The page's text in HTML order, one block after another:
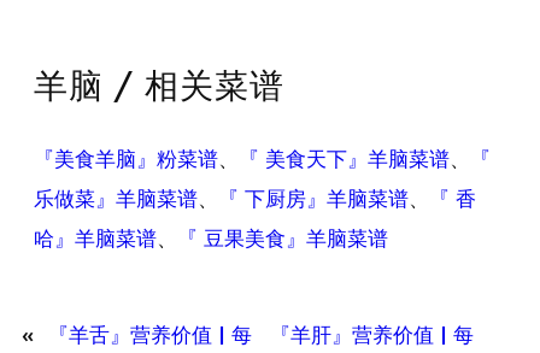
羊脑 / 相关菜谱
『美食羊脑』粉菜谱、 『 美食天下』羊脑菜谱、
『
乐做菜』羊脑菜谱、 『 下厨房』羊脑菜谱、
『 香
哈』羊脑菜谱、 『 豆果美食』羊脑菜谱
«
『羊舌』营养价值 | 每
『羊肝』营养价值 | 每